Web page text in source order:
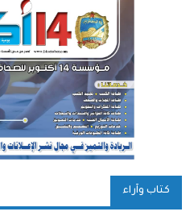
كتاب وآراء